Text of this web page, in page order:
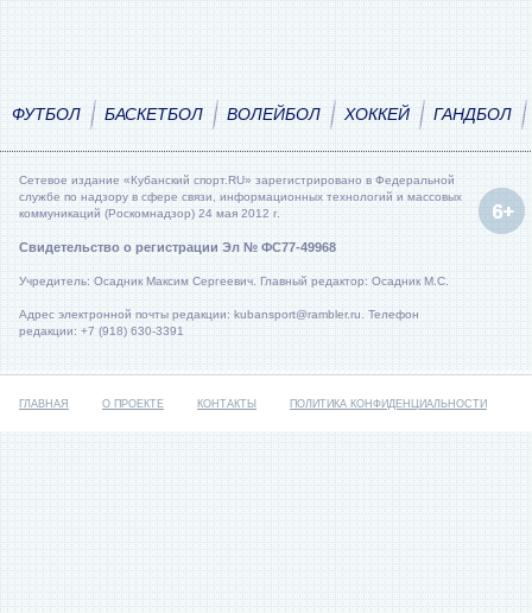
ФУТБОЛ БАСКЕТБОЛ ВОЛЕЙБОЛ ХОККЕЙ ГАНДБОЛ
Сетевое издание «Кубанский спорт.RU» зарегистрировано в Федеральной
службе по надзору в сфере связи, информационных технологий и массовых
коммуникаций (Роскомнадзор) 24 мая 2012 г.
Свидетельство о регистрации Эл № ФС77-49968
Учредитель: Осадник Максим Сергеевич. Главный редактор: Осадник М.С.
Адрес электронной почты редакции: kubansport@rambler.ru. Телефон
редакции: +7 (918) 630-3391
ГЛАВНАЯ О ПРОЕКТЕ КОНТАКТЫ ПОЛИТИКА КОНФИДЕНЦИАЛЬНОСТИ